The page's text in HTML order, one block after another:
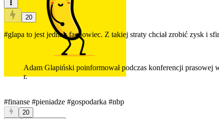
20
#glapa to jest jednak fachowiec. Z takiej straty chciał zrobić zysk i
Adam Glapiński poinformował podczas konferencji
r.
#finanse #pieniadze #gospodarka #nbp
20